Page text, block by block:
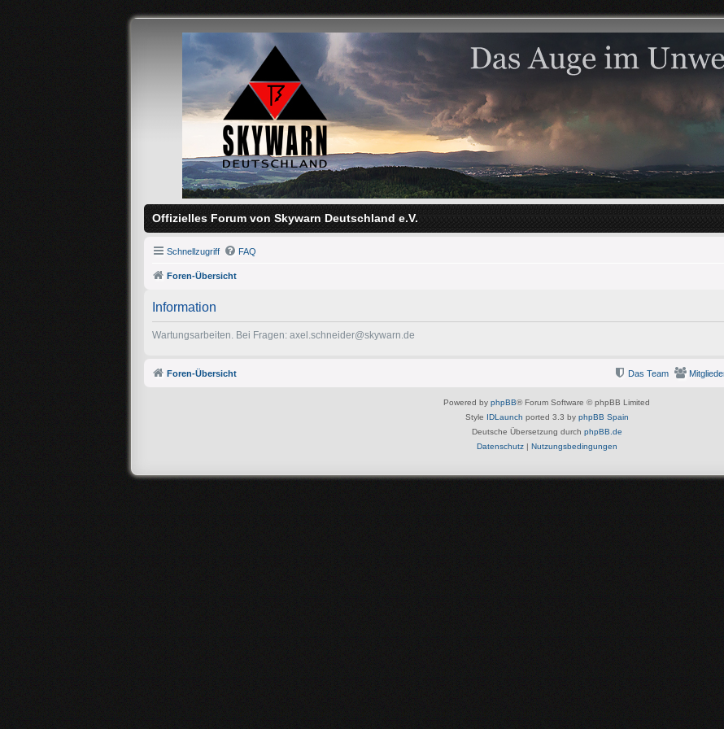
Offizielles Forum von Skywarn Deutschland e.V.
Schnellzugriff FAQ
Foren-Übersicht
Information
Wartungsarbeiten. Bei Fragen: axel.schneider@skywarn.de
Foren-Übersicht Das Team
Powered by phpBB® Forum Software © phpBB Limited
Style IDLaunch ported 3.3 by phpBB Spain
Deutsche Übersetzung durch phpBB.de
Datenschutz| Nutzungsbedingungen